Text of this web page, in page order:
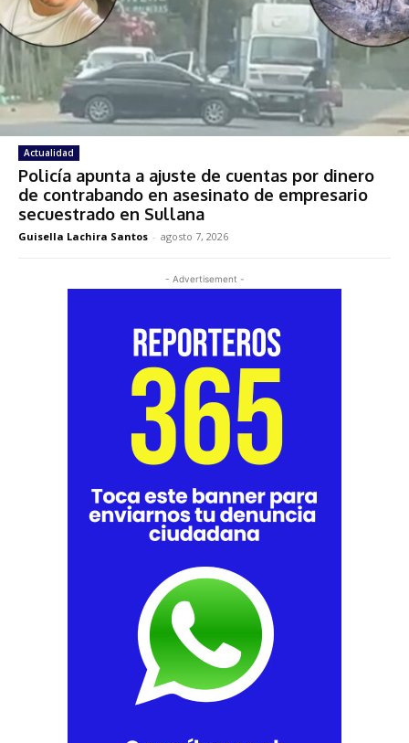
Actualidad
Policía apunta a ajuste de cuentas por dinero
de contrabando en asesinato de empresario
secuestrado en Sullana
Guisella Lachira Santos - agosto 7, 2026
- Advertisement -